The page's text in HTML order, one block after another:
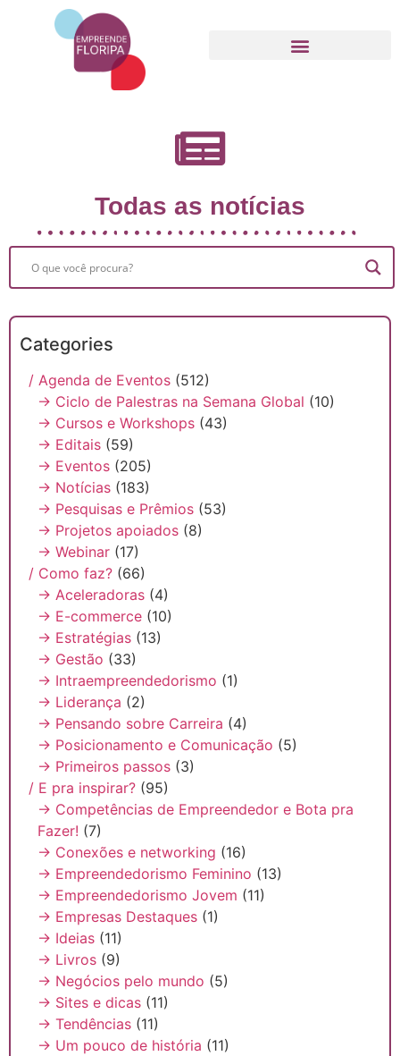
Todas as notícias
Categories
/ Agenda de Eventos (512)
→ Ciclo de Palestras na Semana Global (10)
→ Cursos e Workshops (43)
→ Editais (59)
→ Eventos (205)
→ Notícias (183)
→ Pesquisas e Prêmios (53)
→ Projetos apoiados (8)
→ Webinar (17)
/ Como faz? (66)
→ Aceleradoras (4)
→ E-commerce (10)
→ Estratégias (13)
→ Gestão (33)
→ Intraempreendedorismo (1)
→ Liderança (2)
→ Pensando sobre Carreira (4)
→ Posicionamento e Comunicação (5)
→ Primeiros passos (3)
/ E pra inspirar? (95)
→ Competências de Empreendedor e Bota pra
Fazer! (7)
→ Conexões e networking (16)
→ Empreendedorismo Feminino (13)
→ Empreendedorismo Jovem (11)
→ Empresas Destaques (1)
→ Ideias (11)
→ Livros (9)
→ Negócios pelo mundo (5)
→ Sites e dicas (11)
→ Tendências (11)
→ Um pouco de história (11)